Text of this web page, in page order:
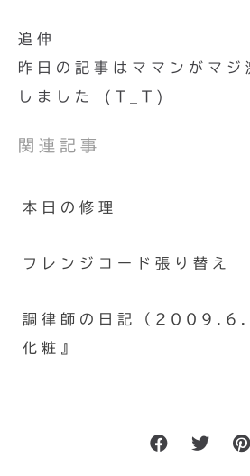
追伸
昨日の記事はママンがマジ
しました (T_T)
関連記事
本日の修理
フレンジコード張り替え
調律師の日記（
化粧』